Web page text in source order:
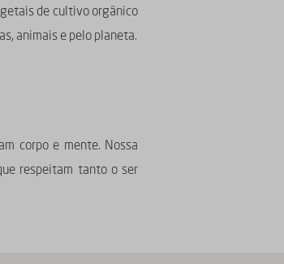
de cultivo orgânico
animais e pelo planeta.
corpo e mente. Nossa
respeitam tanto o ser